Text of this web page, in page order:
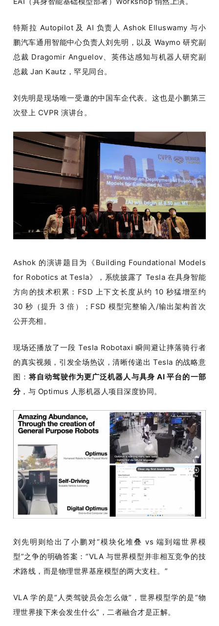
特斯拉 Autopilot 及 AI 负责人 Ashok Elluswamy 与小
鹏汽车通用智能中心负责人刘先明，以及 Waymo 研究副
总裁 Dragomir Anguelov、英伟达感知与机器人研究副
总裁 Jan Kautz，罕见同台。
刘先明是现场唯一受邀的中国车企代表。这也是小鹏第三
次登上 CVPR 演讲台。
Ashok 的演讲题目为《Building Foundational Models
for Robotics at Tesla》，系统披露了 Tesla 在具身智能
方向的技术积累：FSD 上下文长度从约 10 秒猛增至约
30 秒（提升 3 倍）；FSD 模型完整输入/输出架构首次
公开亮相。
现场还播放了一段 Tesla Robotaxi 瞬间避让摔落骑行者
的真实视频，引发全场热议，清晰传递出 Tesla 的战略意
图：将自动驾驶作为更广泛机器人与具身 AI 平台的一部
分，与 Optimus 人形机器人项目深度协同。
刘先明则给出了小鹏对“模块化堆叠 vs 端到端世界模
型”之争的明确答案：“VLA 与世界模型并非相互竞争的技
术路线，而是物理世界基座模型的两大支柱。”
VLA 学的是“人类驾驶员会怎么做”，世界模型学的是“物
理世界接下来会发生什么”，二者融合才是正解。